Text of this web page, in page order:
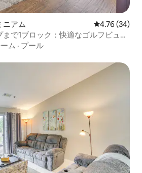
ニアム レビュー34
4.76 (34)
で1ブロック：快適なゴルフビュー
ム · プール